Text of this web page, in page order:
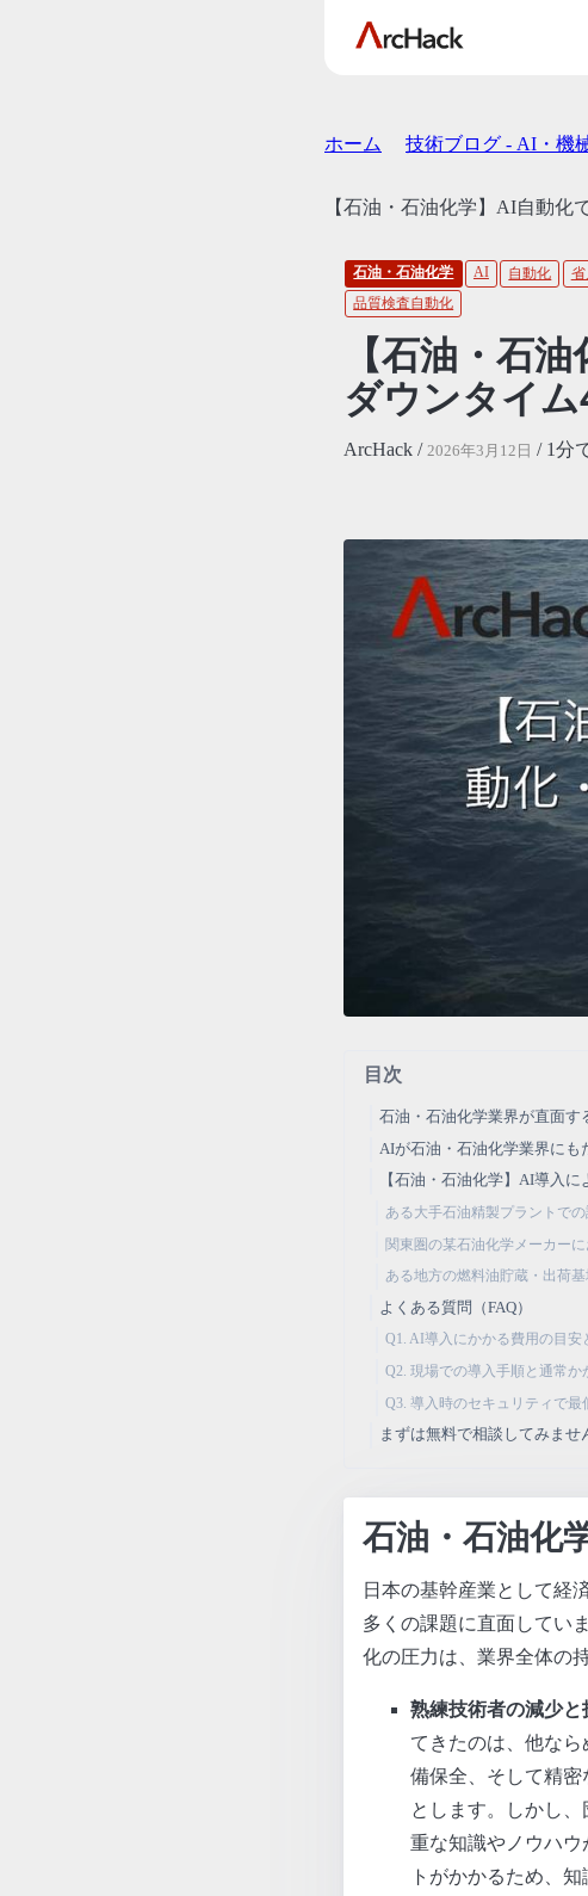
ホーム 技術ブログ - AI・機
【石油・石油化学】AI自動化
石油・石油化学 AI 自動化 省
品質検査自動化
【石油・石
ダウンタイ
ArcHack / 2026年3月12日 / 1分
目次
石油・石油化学業界が直面す
AIが石油・石油化学業界にも
【石油・石油化学】AI導入
ある大手石油精製プラントで
関東圏の某石油化学メーカー
ある地方の燃料油貯蔵・出荷
よくある質問（FAQ）
Q1. AI導入にかかる費用の目
Q2. 現場での導入手順と通常
Q3. 導入時のセキュリティで
まずは無料で相談してみませ
石油・石油化
日本の基幹産業として経
多くの課題に直面してい
化の圧力は、業界全体の
熟練技術者の減少と
てきたのは、他な
備保全、そして精
とします。しかし
重な知識やノウハ
トがかかるため、